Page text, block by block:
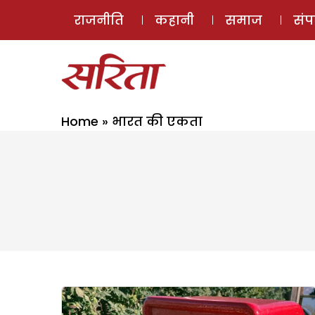
राजनीति कहानी समाज
Home » भारत की एकता